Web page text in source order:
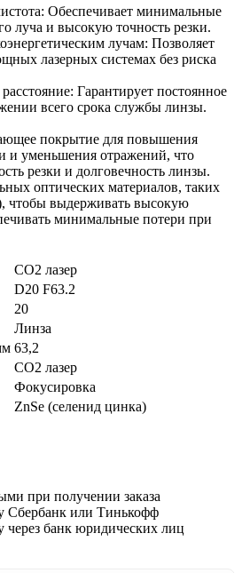
Обеспечивает минимальные
луча и высокую точность резки.
лучам: Позволяет
лазерных системах без риска
Гарантирует постоянное
всего срока службы линзы.
покрытие для повышения
и уменьшения отражений, что
резки и долговечность линзы.
оптических материалов, таких
чтобы выдерживать высокую
минимальные потери при
CO2 лазер
D20 F63.2
20
Линза
63,2
CO2 лазер
Фокусировка
ZnSe (селенид цинка)
при получении заказа
Сбербанк или Тинькофф
через банк юридических лиц